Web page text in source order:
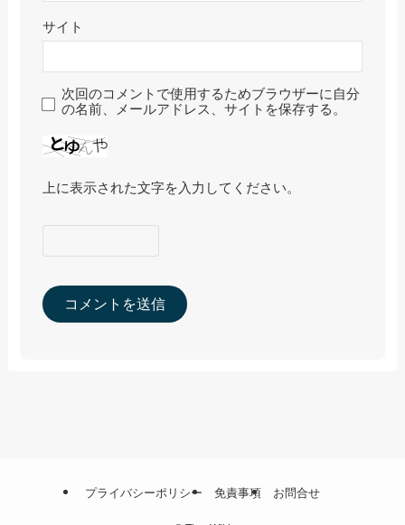
サイト
次回のコメントで使用するためブラウザーに自分
の名前、メールアドレス、サイトを保存する。
上に表示された文字を入力してください。
プライバシーポリシー 免責事項 お問合せ